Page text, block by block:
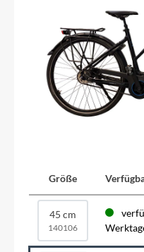
Größe
45 cm
140106